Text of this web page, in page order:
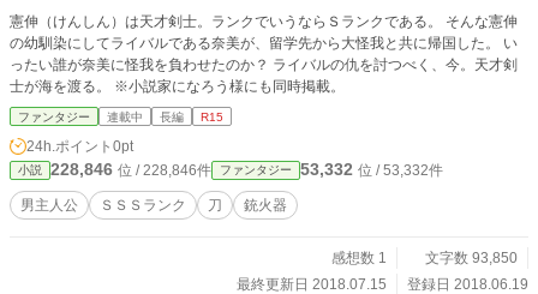
憲伸（けんしん）は天才剣士。ランクでいうならＳランクである。 そんな憲伸
の幼馴染にしてライバルである奈美が、留学先から大怪我と共に帰国した。 い
ったい誰が奈美に怪我を負わせたのか？ ライバルの仇を討つべく、今。天才剣
士が海を渡る。 ※小説家になろう様にも同時掲載。
ファンタジー 連載中 長編 R15
24h.ポイント 0pt
小説 228,846 位 / 228,846件 ファンタジー 53,332 位 / 53,332件
男主人公 ＳＳＳランク 刀 銃火器
感想数 1
文字数 93,850
最終更新日 2018.07.15
登録日 2018.06.19